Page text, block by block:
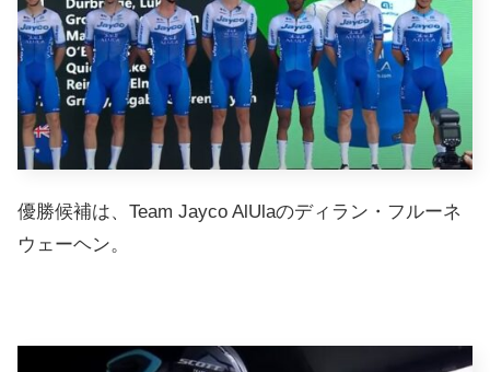
優勝候補は、Team Jayco AlUlaのディラン・フルーネ
ウェーヘン。